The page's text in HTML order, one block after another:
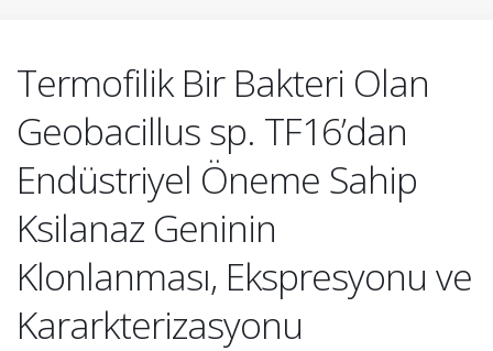
Termofilik Bir Bakteri Olan
Geobacillus sp. TF16’dan
Endüstriyel Öneme Sahip
Ksilanaz Geninin
Klonlanması, Ekspresyonu ve
Kararkterizasyonu